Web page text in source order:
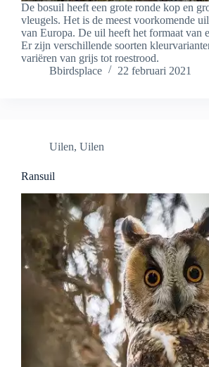
De bosuil heeft een grote ronde kop en
vleugels. Het is de meest voorkomende
van Europa. De uil heeft het formaat van
Er zijn verschillende soorten
variëren van grijs tot roestrood.
Bbirdsplace
22 februari 2021
Uilen, Uilen
Ransuil